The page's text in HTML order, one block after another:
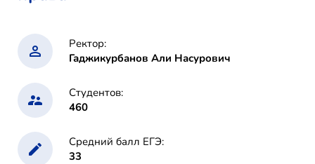
Ректор:
Гаджикурбанов Али Насурович
Студентов:
460
Средний балл ЕГЭ:
33